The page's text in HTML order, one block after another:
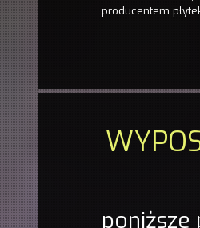
producentem
poniższe